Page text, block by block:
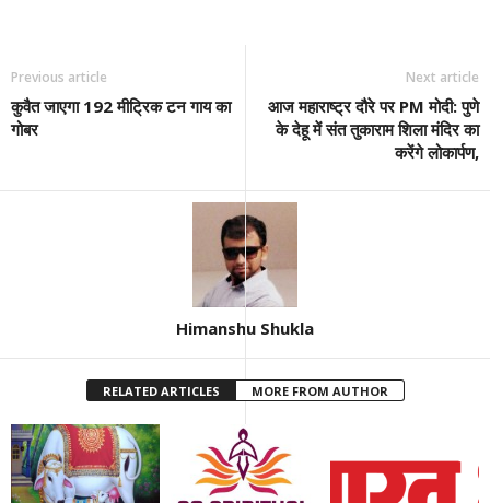
Previous article
कुवैत जाएगा 192 मीट्रिक टन गाय का
गोबर
Next article
आज महाराष्ट्र दौरे पर PM मोदी: पुणे
के देहू में संत तुकाराम शिला मंदिर का
करेंगे लोकार्पण,
Himanshu Shukla
RELATED ARTICLES MORE FROM AUTHOR